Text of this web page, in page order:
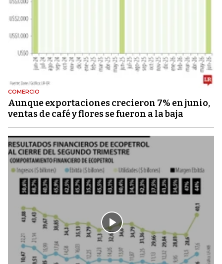
COMERCIO
Aunque exportaciones crecieron 7% en junio,
ventas de café y flores se fueron a la baja